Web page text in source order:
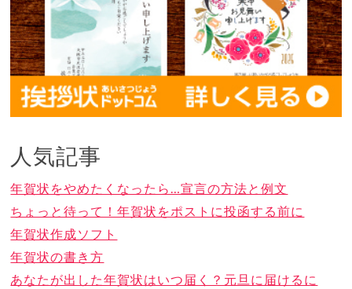
人気記事
年賀状をやめたくなったら…宣言の方法と例文
ちょっと待って！年賀状をポストに投函する前に
年賀状作成ソフト
年賀状の書き方
あなたが出した年賀状はいつ届く？元旦に届けるに